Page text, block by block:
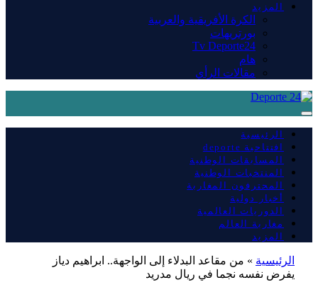
المزيد
الكرة الأفريقية والعربية
بورتريهات
Tv Deporte24
هام
مقالات الرأي
الرئيسية
افتتاحية deporte
المسابقات الوطنية
المنتخبات الوطنية
المحترفون المغاربة
أخبار دولية
الدوريات العالمية
مغاربة العالم
المزيد
الرئيسية » من مقاعد البدلاء إلى الواجهة.. ابراهيم دياز
يفرض نفسه نجما في ريال مدريد